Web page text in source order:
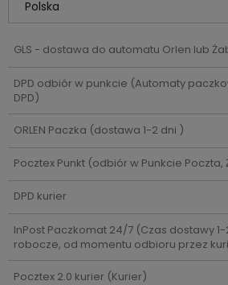
GLS - dostawa do automatu Orlen lub
DPD odbiór w punkcie (Automaty
DPD)
ORLEN Paczka (dostawa 1-2 dni )
Pocztex Punkt (odbiór w Punkcie Poczta,
DPD kurier
InPost Paczkomat 24/7(Czas dostawy 1-
robocze, od momentu odbioru przez
Pocztex 2.0 kurier (Kurier)